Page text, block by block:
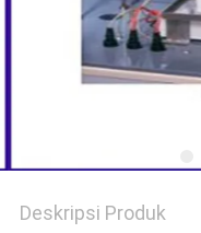
Deskripsi Produk